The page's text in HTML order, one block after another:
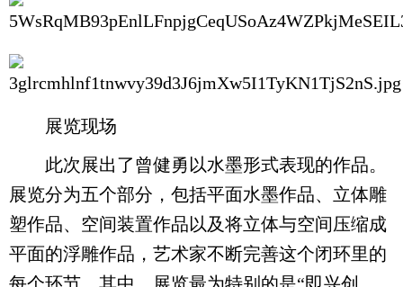
展览现场
此次展出了曾健勇以水墨形式表现的作品。
展览分为五个部分，包括平面水墨作品、立体雕
塑作品、空间装置作品以及将立体与空间压缩成
平面的浮雕作品，艺术家不断完善这个闭环里的